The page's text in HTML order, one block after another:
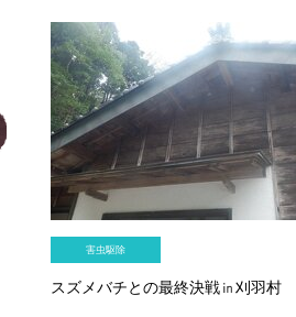
害虫駆除
スズメバチとの最終決戦㏌刈羽村